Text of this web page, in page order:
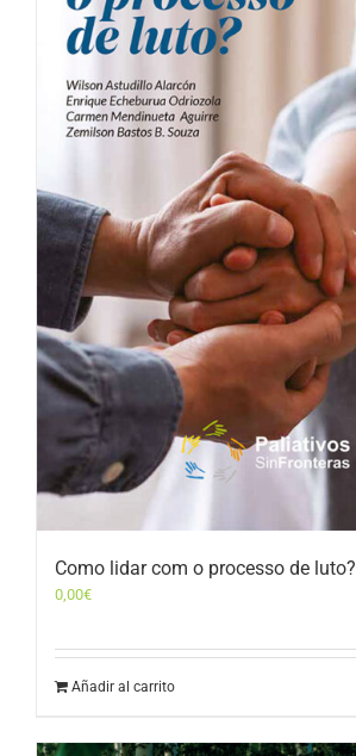
Como lidar com o processo de luto?
0,00€
Añadir al carrito